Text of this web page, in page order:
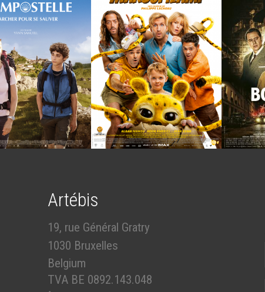
Artébis
19, rue Général Gratry
1030 Bruxelles
Belgium
TVA BE 0892.143.048